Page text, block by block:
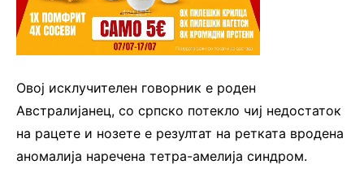
Овој исклучителен говорник е роден
Австралијанец, со српско потекло чиј недостаток
на рацете и нозете е резултат на ретката вродена
аномалија наречена тетра-амелија синдром.